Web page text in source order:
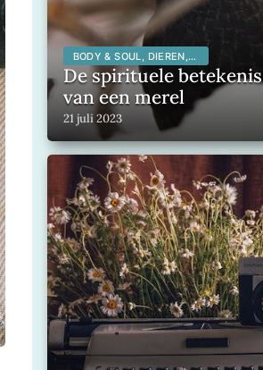
BODY & SOUL, DIEREN,
SPIRITUALITEIT,
De spirituele betekenis
van een merel
21 juli 2023